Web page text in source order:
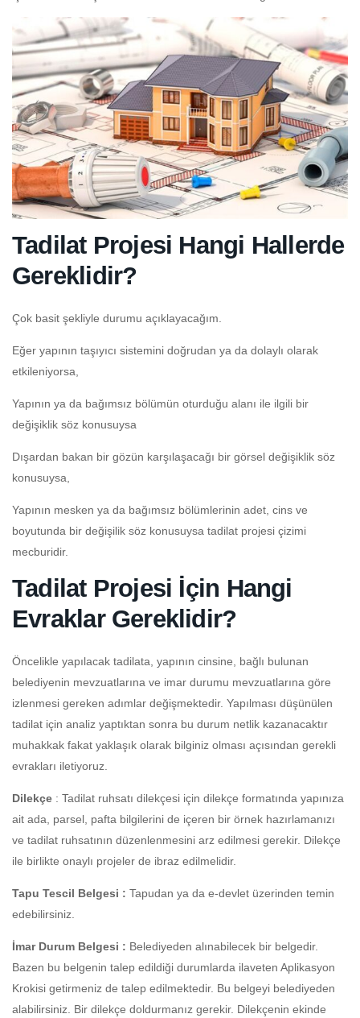
Tadilat Projesi Hangi Hallerde
Gereklidir?
Çok basit şekliyle durumu açıklayacağım.
Eğer yapının taşıyıcı sistemini doğrudan ya da dolaylı olarak
etkileniyorsa,
Yapının ya da bağımsız bölümün oturduğu alanı ile ilgili bir
değişiklik söz konusuysa
Dışardan bakan bir gözün karşılaşacağı bir görsel değişiklik söz
konusuysa,
Yapının mesken ya da bağımsız bölümlerinin adet, cins ve
boyutunda bir değişilik söz konusuysa tadilat projesi çizimi
mecburidir.
Tadilat Projesi İçin Hangi
Evraklar Gereklidir?
Öncelikle yapılacak tadilata, yapının cinsine, bağlı bulunan
belediyenin mevzuatlarına ve imar durumu mevzuatlarına göre
izlenmesi gereken adımlar değişmektedir. Yapılması düşünülen
tadilat için analiz yaptıktan sonra bu durum netlik kazanacaktır
muhakkak fakat yaklaşık olarak bilginiz olması açısından gerekli
evrakları iletiyoruz.
Dilekçe : Tadilat ruhsatı dilekçesi için dilekçe formatında yapınıza
ait ada, parsel, pafta bilgilerini de içeren bir örnek hazırlamanızı
ve tadilat ruhsatının düzenlenmesini arz edilmesi gerekir. Dilekçe
ile birlikte onaylı projeler de ibraz edilmelidir.
Tapu Tescil Belgesi : Tapudan ya da e-devlet üzerinden temin
edebilirsiniz.
İmar Durum Belgesi : Belediyeden alınabilecek bir belgedir.
Bazen bu belgenin talep edildiği durumlarda ilaveten Aplikasyon
Krokisi getirmeniz de talep edilmektedir. Bu belgeyi belediyeden
alabilirsiniz. Bir dilekçe doldurmanız gerekir. Dilekçenin ekinde